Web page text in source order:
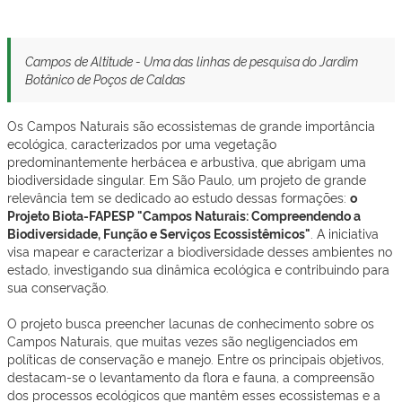
Campos de Altitude - Uma das linhas de pesquisa do Jardim
Botânico de Poços de Caldas
Os Campos Naturais são ecossistemas de grande importância
ecológica, caracterizados por uma vegetação
predominantemente herbácea e arbustiva, que abrigam uma
biodiversidade singular. Em São Paulo, um projeto de grande
relevância tem se dedicado ao estudo dessas formações: o
Projeto Biota-FAPESP "Campos Naturais: Compreendendo a
Biodiversidade, Função e Serviços Ecossistêmicos" . A iniciativa
visa mapear e caracterizar a biodiversidade desses ambientes no
estado, investigando sua dinâmica ecológica e contribuindo para
sua conservação.
O projeto busca preencher lacunas de conhecimento sobre os
Campos Naturais, que muitas vezes são negligenciados em
políticas de conservação e manejo. Entre os principais objetivos,
destacam-se o levantamento da flora e fauna, a compreensão
dos processos ecológicos que mantêm esses ecossistemas e a